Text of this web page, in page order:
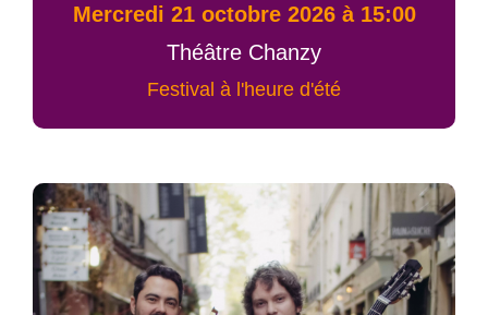
mercredi 21 octobre 2026 à 15:00
Théâtre Chanzy
Festival à l'heure d'été